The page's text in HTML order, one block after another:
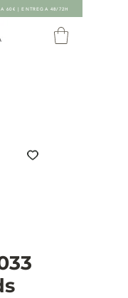
60€ | ENTREGA 48/72H